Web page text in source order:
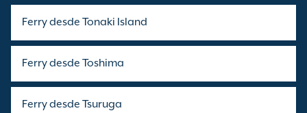
Ferry desde Tonaki Island
Ferry desde Toshima
Ferry desde Tsuruga